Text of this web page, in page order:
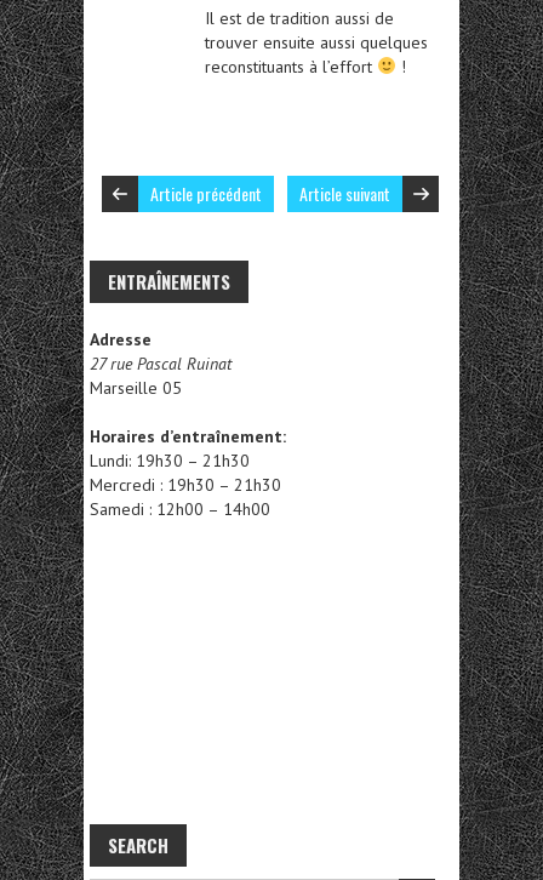
Il est de tradition aussi de
trouver ensuite aussi quelques
reconstituants à l’effort
!
Article précédent Article suivant
ENTRAÎNEMENTS
Adresse
27 rue Pascal Ruinat
Marseille 05
Horaires d’entraînement:
Lundi: 19h30 – 21h30
Mercredi : 19h30 – 21h30
Samedi : 12h00 – 14h00
SEARCH